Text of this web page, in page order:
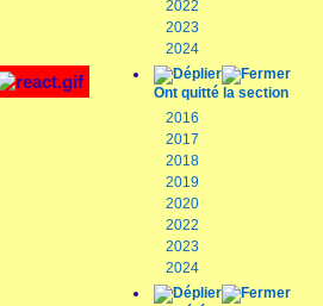
2022
2023
2024
Ont quitté la section
2016
2017
2018
2019
2020
2022
2023
2024